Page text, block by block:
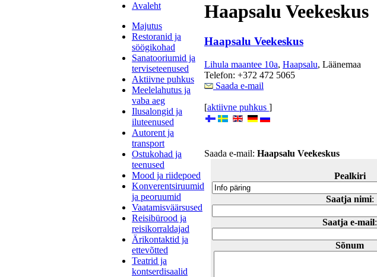
Avaleht
Majutus
Restoranid ja
söögikohad
Sanatooriumid ja
terviseteenused
Aktiivne puhkus
Meelelahutus ja
vaba aeg
Ilusalongid ja
iluteenused
Autorent ja
transport
Ostukohad ja
teenused
Mood ja riidepoed
Konverentsiruumid
ja peoruumid
Vaatamisväärsused
Reisibürood ja
reisikorraldajad
Ärikontaktid ja
ettevõtted
Teatrid ja
kontserdisaalid
Haapsalu Veekeskus
Haapsalu Veekeskus
Lihula maantee 10a, Haapsalu, Läänemaa
Telefon: +372 472 5065
Saada e-mail
[aktiivne puhkus ]
Saada e-mail: Haapsalu Veekeskus
Pealkiri
Saatja nimi:
Saatja e-mail:
Sõnum